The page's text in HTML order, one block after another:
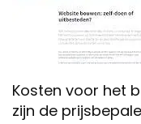
Kosten voor het
zijn de